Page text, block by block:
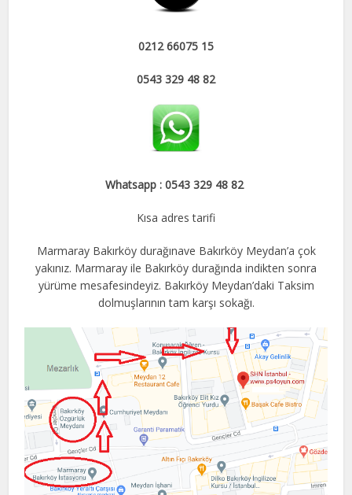
0212 66075 15
0543 329 48 82
Whatsapp : 0543 329 48 82
Kısa adres tarifi
Marmaray Bakırköy durağınave Bakırköy Meydan’a çok
yakınız. Marmaray ile Bakırköy durağında indikten sonra
yürüme mesafesindeyiz. Bakırköy Meydan’daki Taksim
dolmuşlarının tam karşı sokağı.